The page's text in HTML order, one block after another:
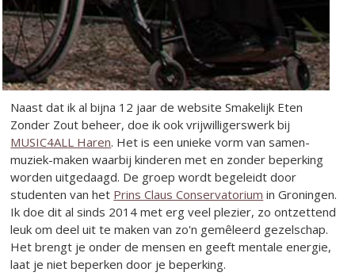
Naast dat ik al bijna 12 jaar de website Smakelijk Eten
Zonder Zout beheer, doe ik ook vrijwilligerswerk bij
MUSIC4ALL Haren. Het is een unieke vorm van samen-
muziek-maken waarbij kinderen met en zonder beperking
worden uitgedaagd. De groep wordt begeleidt door
studenten van het Prins Claus Conservatorium in Groningen.
Ik doe dit al sinds 2014 met erg veel plezier, zo ontzettend
leuk om deel uit te maken van zo'n gemêleerd gezelschap.
Het brengt je onder de mensen en geeft mentale energie,
laat je niet beperken door je beperking.